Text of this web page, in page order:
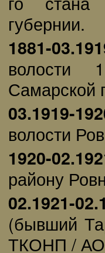
губернии.
1881-
волости
Самарской
03.1919-
волости
1920-
району
02.1921-
(бывший
ТКОНП /